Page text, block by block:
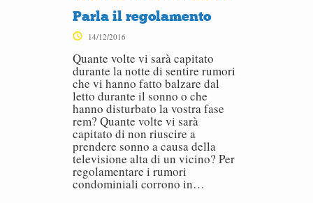
Parla il regolamento
14/12/2016
Quante volte vi sarà capitato
durante la notte di sentire rumori
che vi hanno fatto balzare dal
letto durante il sonno o che
hanno disturbato la vostra fase
rem? Quante volte vi sarà
capitato di non riuscire a
prendere sonno a causa della
televisione alta di un vicino? Per
regolamentare i rumori
condominiali corrono in…